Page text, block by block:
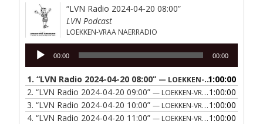
“LVN Radio 2024-04-20 08:00”
LVN Podcast
LOEKKEN-VRAA NAERRADIO
Lydafspiller
00:00 00:00
1. “LVN Radio 2024-04-20 08:00” — LOEKKEN-VRAA NAERRADIO 1:00:00
2. “LVN Radio 2024-04-20 09:00” — LOEKKEN-VRAA NAERRADIO
1:00:00
3. “LVN Radio 2024-04-20 10:00” — LOEKKEN-VRAA NAERRADIO
1:00:00
4. “LVN Radio 2024-04-20 11:00” — LOEKKEN-VRAA NAERRADIO
1:00:00